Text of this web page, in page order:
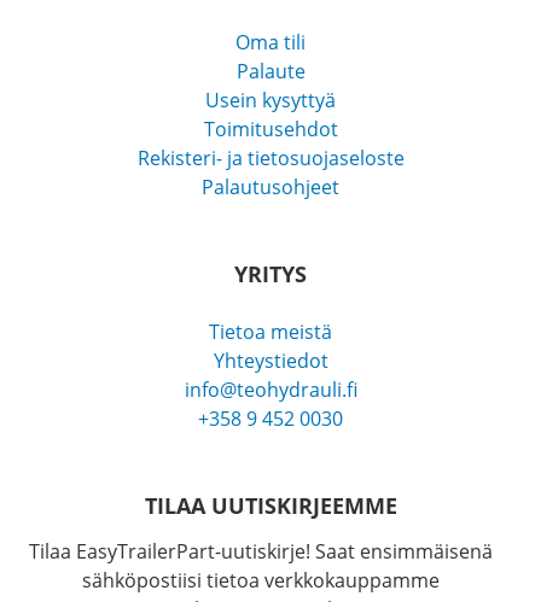
Oma tili
Palaute
Usein kysyttyä
Toimitusehdot
Rekisteri- ja tietosuojaseloste
Palautusohjeet
YRITYS
Tietoa meistä
Yhteystiedot
info@teohydrauli.fi
+358 9 452 0030
TILAA UUTISKIRJEEMME
Tilaa EasyTrailerPart-uutiskirje! Saat ensimmäisenä
sähköpostiisi tietoa verkkokauppamme